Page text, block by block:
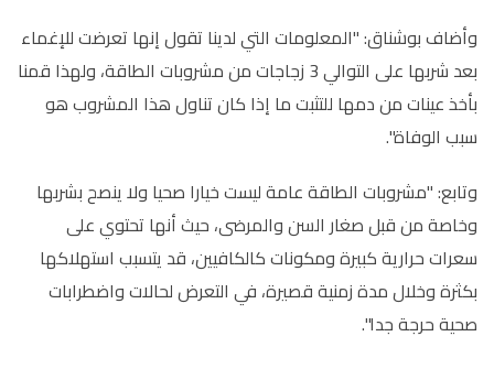
وأضاف بوشناق: "المعلومات التي لدينا تقول إنها تعرضت للإغماء
بعد شربها على التوالي 3 زجاجات من مشروبات الطاقة، ولهذا قمنا
بأخذ عينات من دمها للتثبت ما إذا كان تناول هذا المشروب هو
سبب الوفاة".
وتابع: "مشروبات الطاقة عامة ليست خيارا صحيا ولا ينصح بشربها
وخاصة من قبل صغار السن والمرضى، حيث أنها تحتوي على
سعرات حرارية كبيرة ومكونات كالكافيين، قد يتسبب استهلاكها
بكثرة وخلال مدة زمنية قصيرة، في التعرض لحالات واضطرابات
صحية حرجة جدا".